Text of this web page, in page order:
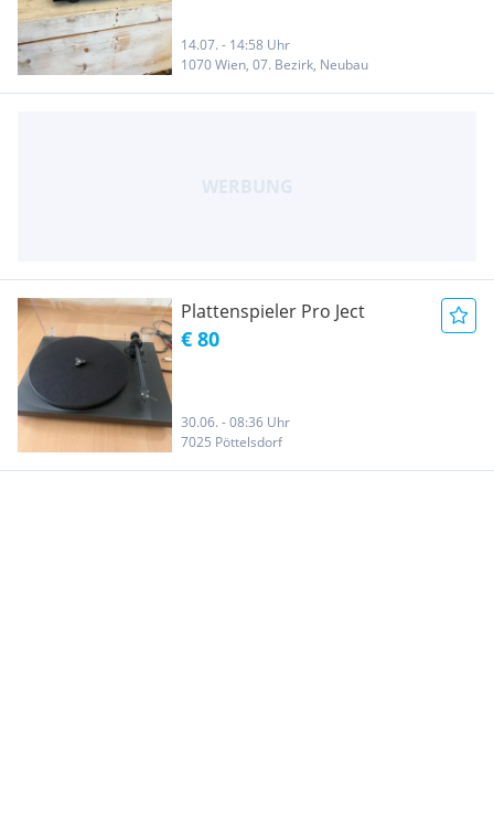
14.07. - 14:58 Uhr
1070 Wien, 07. Bezirk, Neubau
Plattenspieler Pro Ject
€ 80
30.06. - 08:36 Uhr
7025 Pöttelsdorf